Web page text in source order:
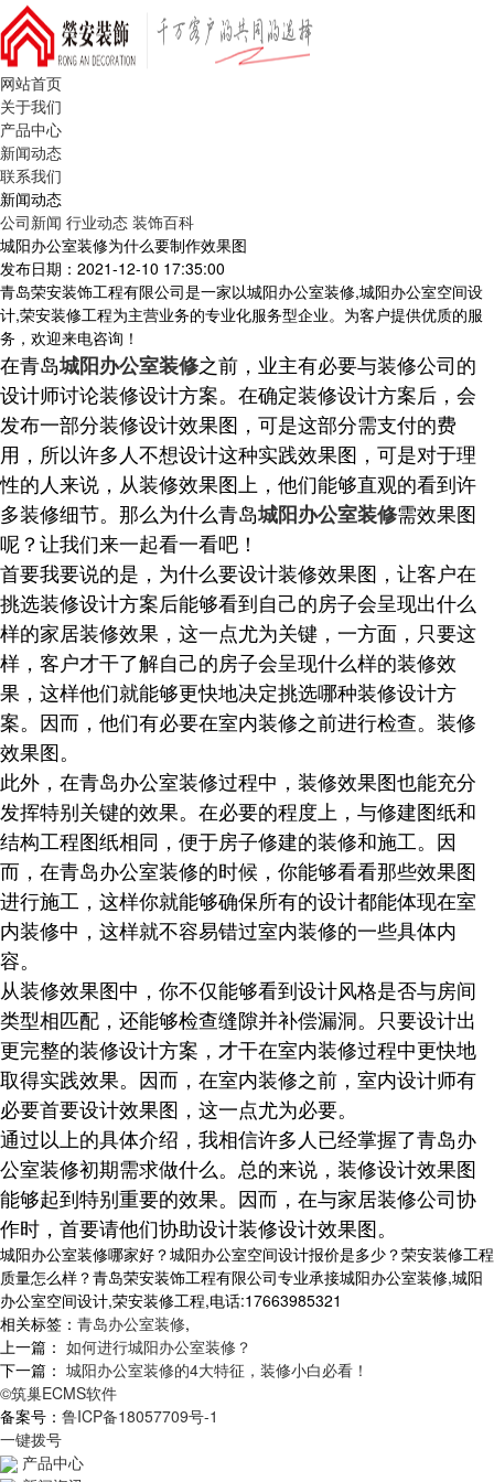
网站首页
关于我们
产品中心
新闻动态
联系我们
新闻动态
公司新闻 行业动态 装饰百科
城阳办公室装修为什么要制作效果图
发布日期：2021-12-10 17:35:00
青岛荣安装饰工程有限公司是一家以城阳办公室装修,城阳办公室空间设
计,荣安装修工程为主营业务的专业化服务型企业。为客户提供优质的服
务，欢迎来电咨询！
在青岛城阳办公室装修之前，业主有必要与装修公司的
设计师讨论装修设计方案。在确定装修设计方案后，会
发布一部分装修设计效果图，可是这部分需支付的费
用，所以许多人不想设计这种实践效果图，可是对于理
性的人来说，从装修效果图上，他们能够直观的看到许
多装修细节。那么为什么青岛城阳办公室装修需效果图
呢？让我们来一起看一看吧！
首要我要说的是，为什么要设计装修效果图，让客户在
挑选装修设计方案后能够看到自己的房子会呈现出什么
样的家居装修效果，这一点尤为关键，一方面，只要这
样，客户才干了解自己的房子会呈现什么样的装修效
果，这样他们就能够更快地决定挑选哪种装修设计方
案。因而，他们有必要在室内装修之前进行检查。装修
效果图。
此外，在青岛办公室装修过程中，装修效果图也能充分
发挥特别关键的效果。在必要的程度上，与修建图纸和
结构工程图纸相同，便于房子修建的装修和施工。因
而，在青岛办公室装修的时候，你能够看看那些效果图
进行施工，这样你就能够确保所有的设计都能体现在室
内装修中，这样就不容易错过室内装修的一些具体内
容。
从装修效果图中，你不仅能够看到设计风格是否与房间
类型相匹配，还能够检查缝隙并补偿漏洞。只要设计出
更完整的装修设计方案，才干在室内装修过程中更快地
取得实践效果。因而，在室内装修之前，室内设计师有
必要首要设计效果图，这一点尤为必要。
通过以上的具体介绍，我相信许多人已经掌握了青岛办
公室装修初期需求做什么。总的来说，装修设计效果图
能够起到特别重要的效果。因而，在与家居装修公司协
作时，首要请他们协助设计装修设计效果图。
城阳办公室装修哪家好？城阳办公室空间设计报价是多少？荣安装修工程
质量怎么样？青岛荣安装饰工程有限公司专业承接城阳办公室装修,城阳
办公室空间设计,荣安装修工程,电话:17663985321
相关标签： 青岛办公室装修,
上一篇： 如何进行城阳办公室装修？
下一篇： 城阳办公室装修的4大特征，装修小白必看！
©筑巢ECMS软件
备案号： 鲁ICP备18057709号-1
一键拨号
产品中心